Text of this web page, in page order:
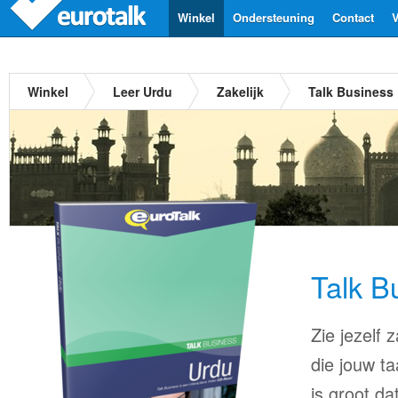
Contact
Ondersteuning
Winkel
Winkel Leer Urdu Zakelijk Talk Business
Talk
Zie jezelf
die jouw